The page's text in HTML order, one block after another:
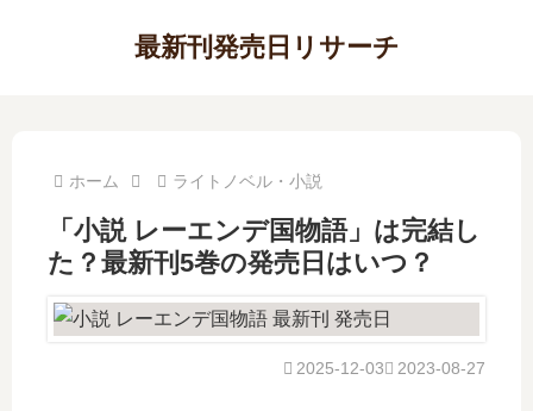
最新刊発売日リサーチ
ホーム ライトノベル・小説
「小説 レーエンデ国物語」は完結し
た？最新刊5巻の発売日はいつ？
2023-08-27
2025-12-03